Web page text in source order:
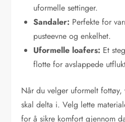
uformelle settinger.
Sandaler: Perfekte for
pusteevne og enkelhet.
Uformelle loafers: Et
flotte for avslappede
Når du velger uformelt fottøy,
skal delta i. Velg lette
for å sikre komfort gjennom